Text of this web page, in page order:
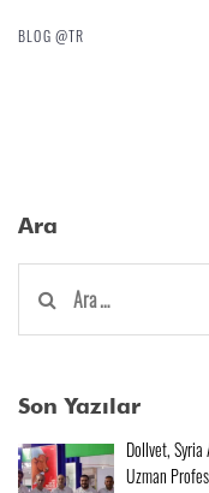
BLOG @TR
Ara
Son Yazılar
Dollvet, Syria
Uzman